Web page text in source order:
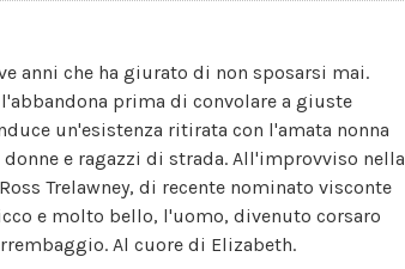
anni che ha giurato di non sposarsi mai.
prima di convolare a giuste
un'esistenza ritirata con l'amata nonna
e ragazzi di strada. All'improvviso nella
Trelawney, di recente nominato visconte
e molto bello, l'uomo, divenuto corsaro
Al cuore di Elizabeth.